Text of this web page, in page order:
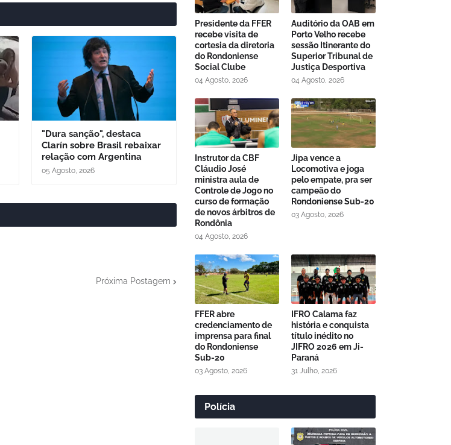
"Dura sanção", destaca
Clarín sobre Brasil rebaixar
relação com Argentina
05 Agosto, 2026
Próxima Postagem
Presidente da FFER
recebe visita de
cortesia da diretoria
do Rondoniense
Social Clube
04 Agosto, 2026
Auditório da OAB em
Porto Velho recebe
sessão Itinerante do
Superior Tribunal de
Justiça Desportiva
04 Agosto, 2026
Instrutor da CBF
Cláudio José
ministra aula de
Controle de Jogo no
curso de formação
de novos árbitros de
Rondônia
04 Agosto, 2026
Jipa vence a
Locomotiva e joga
pelo empate, pra ser
campeão do
Rondoniense Sub-20
03 Agosto, 2026
FFER abre
credenciamento de
imprensa para final
do Rondoniense
Sub-20
03 Agosto, 2026
IFRO Calama faz
história e conquista
título inédito no
JIFRO 2026 em Ji-
Paraná
31 Julho, 2026
Polícia